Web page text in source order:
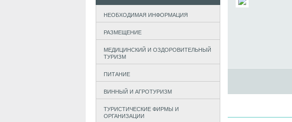
НЕОБХОДИМАЯ ИНФОРМАЦИЯ
РАЗМЕЩЕНИЕ
МЕДИЦИНСКИЙ И ОЗДОРОВИТЕЛЬНЫЙ
ТУРИЗМ
ПИТАНИЕ
ВИННЫЙ И АГРОТУРИЗМ
ТУРИСТИЧЕСКИЕ ФИРМЫ И
ОРГАНИЗАЦИИ